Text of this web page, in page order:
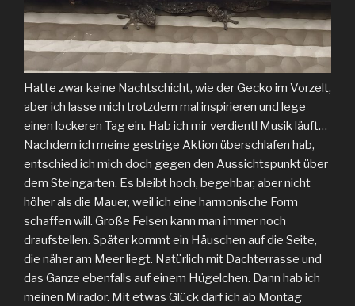
Hatte zwar keine Nachtschicht, wie der Gecko im Vorzelt,
aber ich lasse mich trotzdem mal inspirieren und lege
einen lockeren Tag ein. Hab ich mir verdient! Musik läuft…
Nachdem ich meine gestrige Aktion überschlafen hab,
entschied ich mich doch gegen den Aussichtspunkt über
dem Steingarten. Es bleibt hoch, begehbar, aber nicht
höher als die Mauer, weil ich eine harmonische Form
schaffen will. Große Felsen kann man immer noch
draufstellen. Später kommt ein Häuschen auf die Seite,
die näher am Meer liegt. Natürlich mit Dachterrasse und
das Ganze ebenfalls auf einem Hügelchen. Dann hab ich
meinen Mirador. Mit etwas Glück darf ich ab Montag